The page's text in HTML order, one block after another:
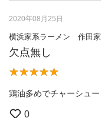
2020年08月25日
横浜家系ラーメン 作田家
欠点無し
鶏油多めでチャーシュ
0